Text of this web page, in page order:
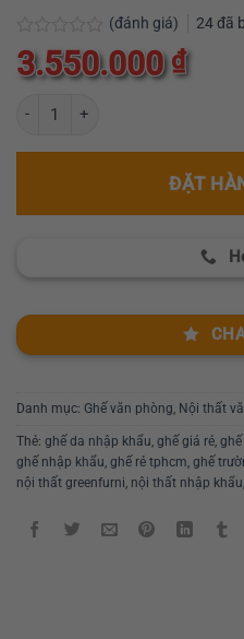
Được
xếp
hạng
(đánh giá) 24đã
3.550.000₫
ĐẶT
Danh mục: Ghế văn phòng, Nội thất
Thẻ: ghế da nhập khẩu, ghế giá rẻ,
ghế nhập khẩu, ghế rẻ tphcm, ghế
nội thất greenfurni, nội thất nhập khẩu